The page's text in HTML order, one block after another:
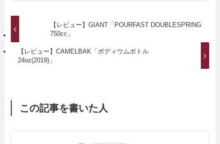
【レビュー】GIANT「POURFAST DOUBLESPRING
750cc」
【レビュー】CAMELBAK「ポディウムボトル
24oz(2019)」
この記事を書いた人